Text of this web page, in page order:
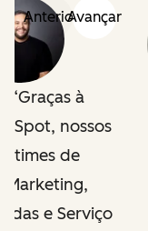
AnteriorAvançar
Graças à
nossos
times de
Marketing,
e Serviço